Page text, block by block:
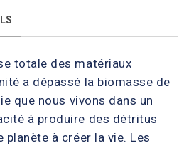
totale des matériaux
a dépassé la biomasse de
que nous vivons dans un
à produire des détritus
planète à créer la vie. Les